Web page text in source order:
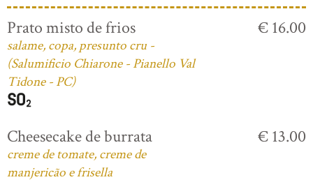
Prato misto de frios
salame, copa, presunto cru -
(Salumificio Chiarone - Pianello Val
Tidone - PC)
€ 16.00
Cheesecake de burrata
creme de tomate, creme de
manjericão e frisella
€ 13.00